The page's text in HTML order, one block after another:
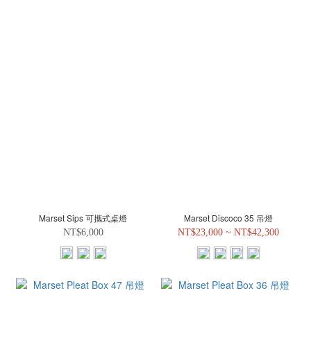
Marset Sips 可攜式桌燈
NT$6,000
Marset Discoco 35 吊燈
NT$23,000 ~ NT$42,300